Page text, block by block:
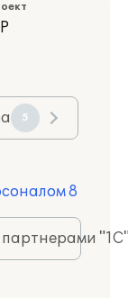
5
8
партнерами